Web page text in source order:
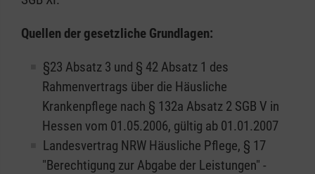
Quellen der gesetzliche Grundlagen:
§23 Absatz 3 und § 42 Absatz 1 des
Rahmenvertrags über die Häusliche
Krankenpflege nach § 132a Absatz 2 SGB V in
Hessen vom 01.05.2006, gültig ab 01.01.2007
Landesvertrag NRW Häusliche Pflege, § 17
"Berechtigung zur Abgabe der Leistungen" -